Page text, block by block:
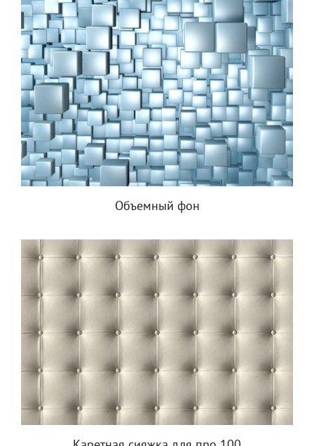
Объемный фон